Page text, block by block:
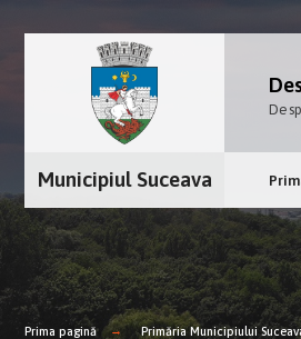
Municipiul Suceava
Prima pagină Primăria Municipiului